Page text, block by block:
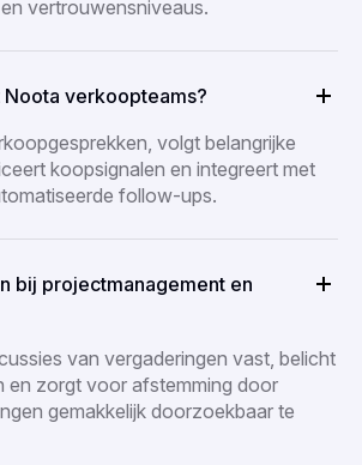
vertrouwensniveaus.
verkoopteams?
volgt belangrijke
koopsignalen en integreert met
follow-ups.
bij projectmanagement en
van vergaderingen vast, belicht
en zorgt voor afstemming door
gemakkelijk doorzoekbaar te